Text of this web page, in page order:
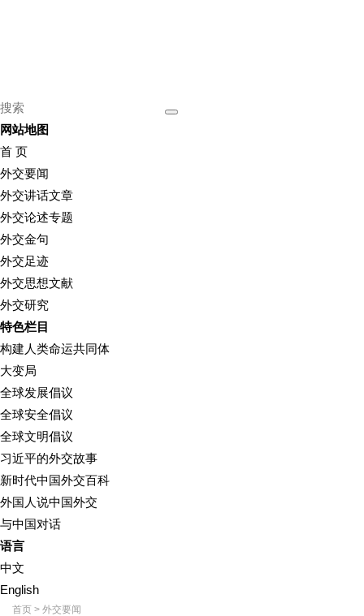
网站地图
首 页
外交要闻
外交讲话文章
外交论述专题
外交金句
外交足迹
外交思想文献
外交研究
特色栏目
构建人类命运共同体
大变局
全球发展倡议
全球安全倡议
全球文明倡议
习近平的外交故事
新时代中国外交百科
外国人说中国外交
与中国对话
语言
中文
English
首页 > 外交要闻